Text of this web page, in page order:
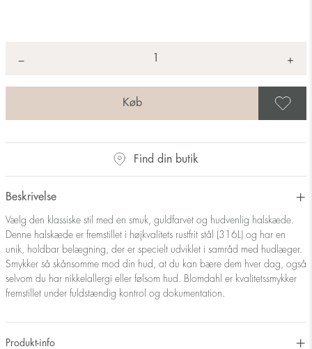
− +
Find din butik
Beskrivelse
Vælg den klassiske stil med en smuk, guldfarvet og hudvenlig halskæde.
Denne halskæde er fremstillet i højkvalitets rustfrit stål (316L) og har en
unik, holdbar belægning, der er specielt udviklet i samråd med hudlæger.
Smykker så skånsomme mod din hud, at du kan bære dem hver dag, også
selvom du har nikkelallergi eller følsom hud. Blomdahl er kvalitetssmykker
fremstillet under fuldstændig kontrol og dokumentation.
Produkt-info